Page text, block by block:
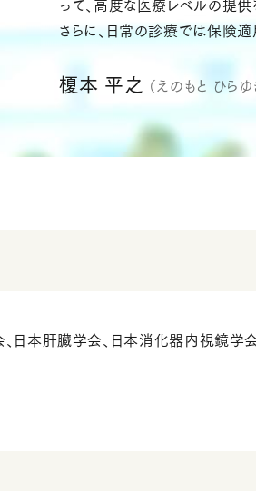
って、高度な医療レベルの提供
さらに、日常の診療では保険
榎本 平之 （えのもと ひらゆ
日本肝臓学会、日本消化器内視鏡学